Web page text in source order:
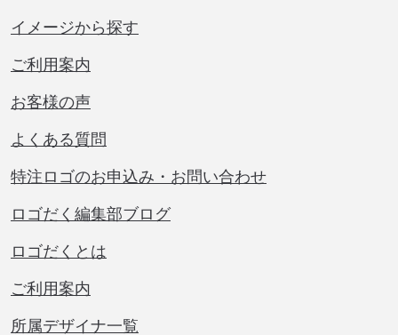
イメージから探す
ご利用案内
お客様の声
よくある質問
特注ロゴのお申込み・お問い合わせ
ロゴだく編集部ブログ
ロゴだくとは
ご利用案内
所属デザイナ一覧